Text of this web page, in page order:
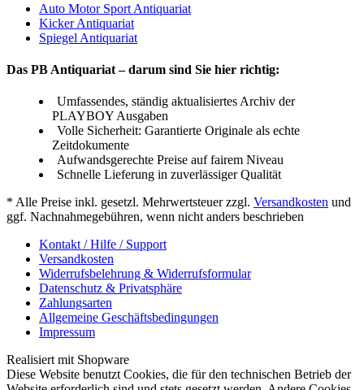
Auto Motor Sport Antiquariat
Kicker Antiquariat
Spiegel Antiquariat
Das PB Antiquariat – darum sind Sie hier richtig:
Umfassendes, ständig aktualisiertes Archiv der
PLAYBOY Ausgaben
Volle Sicherheit: Garantierte Originale als echte
Zeitdokumente
Aufwandsgerechte Preise auf fairem Niveau
Schnelle Lieferung in zuverlässiger Qualität
* Alle Preise inkl. gesetzl. Mehrwertsteuer zzgl. Versandkosten und
ggf. Nachnahmegebühren, wenn nicht anders beschrieben
Kontakt / Hilfe / Support
Versandkosten
Widerrufsbelehrung & Widerrufsformular
Datenschutz & Privatsphäre
Zahlungsarten
Allgemeine Geschäftsbedingungen
Impressum
Realisiert mit Shopware
Diese Website benutzt Cookies, die für den technischen Betrieb der